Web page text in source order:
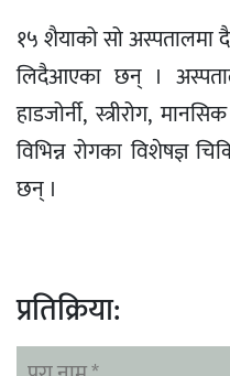
१५ शैयाको सो अस्पतालमा
लिदैआएका छन् ।
हाडजोर्नी, स्त्रीरोग,
विभिन्न रोगका विशेषज्ञ
छन् ।
प्रतिक्रिया: